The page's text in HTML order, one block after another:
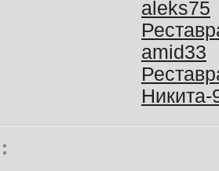
aleks75
amid33
Никита-